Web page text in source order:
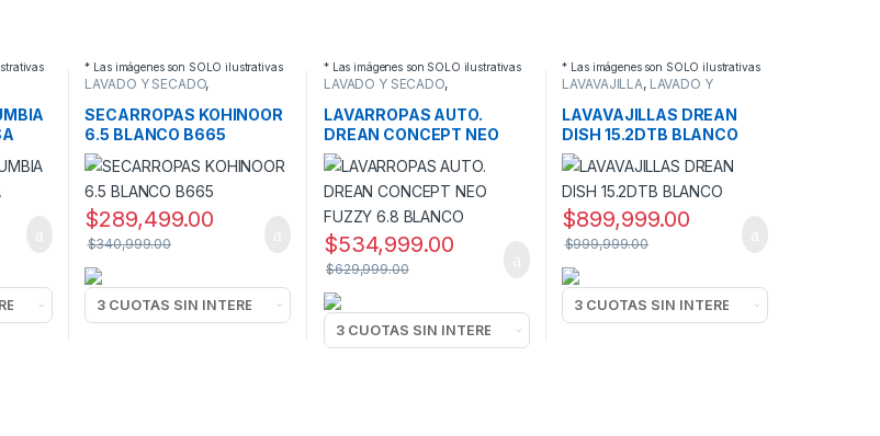
* Las imágenes son SOLO ilustrativas
LAVADO Y SECADO,
SECARROPAS KOHINOOR
6.5 BLANCO B665
$289,499.00
$340,999.00
* Las imágenes son SOLO ilustrativas
LAVADO Y SECADO,
LAVARROPAS AUTO.
DREAN CONCEPT NEO
FUZZY 6.8 BLANCO
$534,999.00
$629,999.00
* Las imágenes son SOLO ilustrativas
LAVAVAJILLA, LAVADO Y
LAVAVAJILLAS DREAN
DISH 15.2DTB BLANCO
$899,999.00
$999,999.00